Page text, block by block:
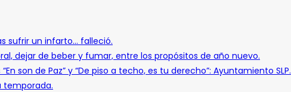
sufrir un infarto… falleció.
dejar de beber y fumar, entre los propósitos de año nuevo.
son de Paz” y “De piso a techo, es tu derecho”: Ayuntamiento SLP.
temporada.